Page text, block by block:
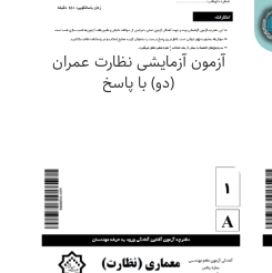
آزمون آزمایشی نظارت عمران
(دو) با پاسخ